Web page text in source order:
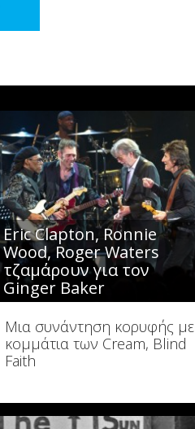
Eric Clapton, Ronnie
Wood, Roger Waters
τζαμάρουν για τον
Ginger Baker
Μια συνάντηση κορυφής με
κομμάτια των Cream, Blind
Faith